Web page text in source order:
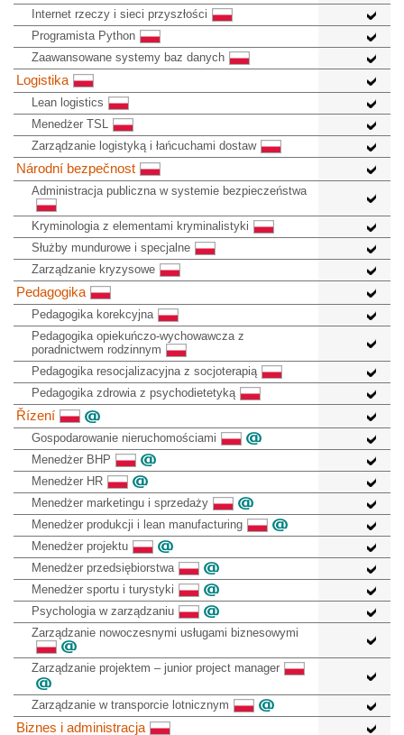
Internet rzeczy i sieci przyszłości
Programista Python
Zaawansowane systemy baz danych
Logistika
Lean logistics
Menedżer TSL
Zarządzanie logistyką i łańcuchami dostaw
Národní bezpečnost
Administracja publiczna w systemie bezpieczeństwa
Kryminologia z elementami kryminalistyki
Służby mundurowe i specjalne
Zarządzanie kryzysowe
Pedagogika
Pedagogika korekcyjna
Pedagogika opiekuńczo-wychowawcza z
poradnictwem rodzinnym
Pedagogika resocjalizacyjna z socjoterapią
Pedagogika zdrowia z psychodietetyką
Řízení
Gospodarowanie nieruchomościami
Menedżer BHP
Menedżer HR
Menedżer marketingu i sprzedaży
Menedżer produkcji i lean manufacturing
Menedżer projektu
Menedżer przedsiębiorstwa
Menedżer sportu i turystyki
Psychologia w zarządzaniu
Zarządzanie nowoczesnymi usługami biznesowymi
Zarządzanie projektem – junior project manager
Zarządzanie w transporcie lotnicznym
Biznes i administracja